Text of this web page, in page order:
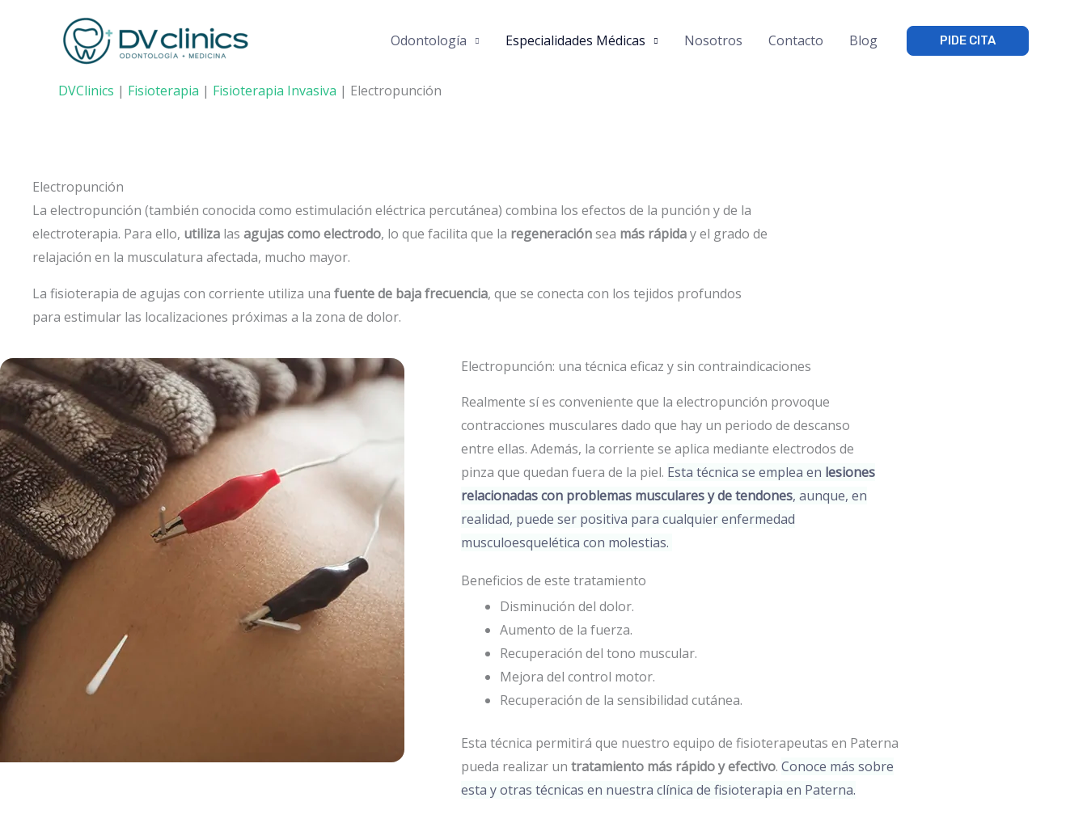
Odontología Especialidades Médicas Nosotros Contacto Blog PIDE CITA
DVClinics | Fisioterapia | Fisioterapia Invasiva | Electropunción
Electropunción
La electropunción (también conocida como estimulación eléctrica percutánea) combina los efectos de la punción y de la
electroterapia. Para ello, utiliza las agujas como electrodo, lo que facilita que la regeneraciónsea más rápiday el grado de
relajación en la musculatura afectada, mucho mayor.
La fisioterapia de agujas con corriente utiliza una fuente de baja frecuencia, que se conecta con los tejidos profundos
para estimular las localizaciones próximas a la zona de dolor.
Electropunción: una técnica eficaz y sin contraindicaciones
Realmente sí es conveniente que la electropunción provoque
contracciones musculares dado que hay un periodo de descanso
entre ellas. Además, la corriente se aplica mediante electrodos de
pinza que quedan fuera de la piel. Esta técnica se emplea en lesiones
relacionadas con problemas musculares y de tendones, aunque, en
realidad, puede ser positiva para cualquier enfermedad
musculoesquelética con molestias.
Beneficios de este tratamiento
Disminución del dolor.
Aumento de la fuerza.
Recuperación del tono muscular.
Mejora del control motor.
Recuperación de la sensibilidad cutánea.
Esta técnica permitirá que nuestro equipo de fisioterapeutas en Paterna
pueda realizar un tratamiento más rápido y efectivo. Conoce más sobre
esta y otras técnicas en nuestra clínica de fisioterapia en Paterna.